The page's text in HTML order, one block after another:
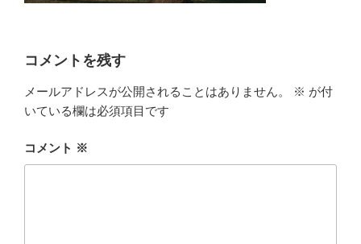
コメントを残す
メールアドレスが公開されることはありません。 ※ が付
いている欄は必須項目です
コメント ※